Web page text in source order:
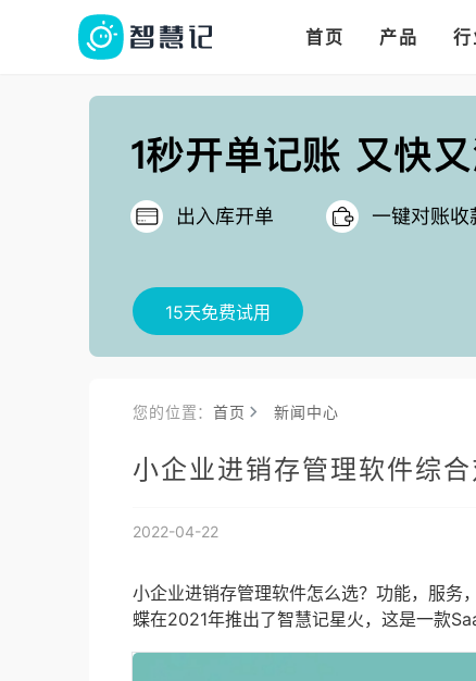
首页 产品
多语言、多币种、
行
多店多仓统管，调拨更高效
15天免费试用
您的位置：首页 新闻中心
小企业进销存管理软件综合
2022-04-22
小企业进销存管理软件怎么选？功能，服务
蝶在2021年推出了智慧记星火，这是一款